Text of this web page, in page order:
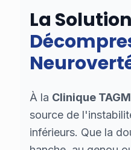
La
À la Clinique
source de
inférieurs. Que la